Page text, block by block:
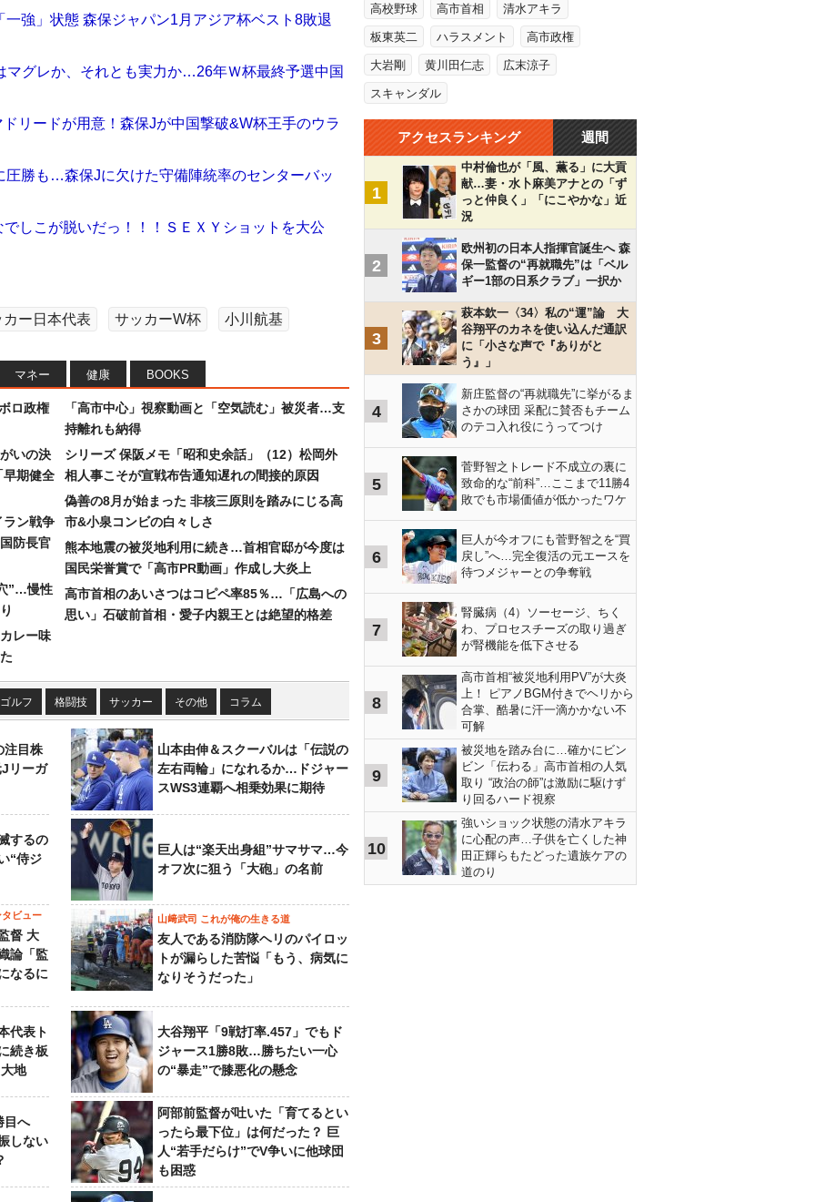
一強」状態 森保ジャパン1月アジア杯ベスト8敗退
マグレか、それとも実力か…26年Ｗ杯最終予選中国
リードが用意！森保Jが中国撃破&W杯王手のウラ
圧勝も…森保Jに欠けた守備陣統率のセンターバッ
しこが脱いだっ！！！ＳＥＸＹショットを大公
カー日本代表 サッカーW杯 小川航基
マネー 健康 BOOKS
ロ政権
いの決
早期健全
ラン戦争
防長官
”…慢性
レー味
「高市中心」視察動画と「空気読む」被災者…支
持離れも納得
シリーズ 保阪メモ「昭和史余話」（12）松岡外
相人事こそが宣戦布告通知遅れの間接的原因
偽善の8月が始まった 非核三原則を踏みにじる高
市&小泉コンビの白々しさ
熊本地震の被災地利用に続き…首相官邸が今度は
国民栄誉賞で「高市PR動画」作成し大炎上
高市首相のあいさつはコピペ率85％…「広島への
思い」石破前首相・愛子内親王とは絶望的格差
ゴルフ 格闘技 サッカー その他 コラム
注目株
リーガ
山本由伸＆スクーバルは「伝説の
左右両輪」になれるか…ドジャー
スWS3連覇へ相乗効果に期待
するの
“侍ジ
巨人は“楽天出身組”サマサマ…今
オフ次に狙う「大砲」の名前
ビュー
督 大
論「監
なるに
山﨑武司 これが俺の生きる道
友人である消防隊ヘリのパイロッ
トが漏らした苦悩「もう、病気に
なりそうだった」
代表ト
続き板
地
大谷翔平「9戦打率.457」でもド
ジャース1勝8敗…勝ちたい一心
の“暴走”で膝悪化の懸念
目へ
しない
阿部前監督が吐いた「育てるとい
ったら最下位」は何だった？ 巨
人“若手だらけ”でV争いに他球団
も困惑
高校野球 高市首相 清水アキラ
板東英二 ハラスメント 高市政権
大岩剛 黄川田仁志 広末涼子
スキャンダル
アクセスランキング 週間
1
中村倫也が「風、薫る」に大貢
献…妻・水卜麻美アナとの「ず
っと仲良く」「にこやかな」近
況
2
欧州初の日本人指揮官誕生へ 森
保一監督の“再就職先”は「ベル
ギー1部の日系クラブ」一択か
3
萩本欽一〈34〉私の“運”論 大
谷翔平のカネを使い込んだ通訳
に「小さな声で『ありがと
う』」
4
新庄監督の“再就職先”に挙がるま
さかの球団 采配に賛否もチーム
のテコ入れ役にうってつけ
5
菅野智之トレード不成立の裏に
致命的な“前科”…ここまで11勝4
敗でも市場価値が低かったワケ
6
巨人が今オフにも菅野智之を“買
戻し”へ…完全復活の元エースを
待つメジャーとの争奪戦
7
腎臓病（4）ソーセージ、ちく
わ、プロセスチーズの取り過ぎ
が腎機能を低下させる
8
高市首相“被災地利用PV”が大炎
上！ ピアノBGM付きでヘリから
合掌、酷暑に汗一滴かかない不
可解
9
被災地を踏み台に…確かにビン
ビン「伝わる」高市首相の人気
取り “政治の師”は激励に駆けず
り回るハード視察
10
強いショック状態の清水アキラ
に心配の声…子供を亡くした神
田正輝らもたどった遺族ケアの
道のり